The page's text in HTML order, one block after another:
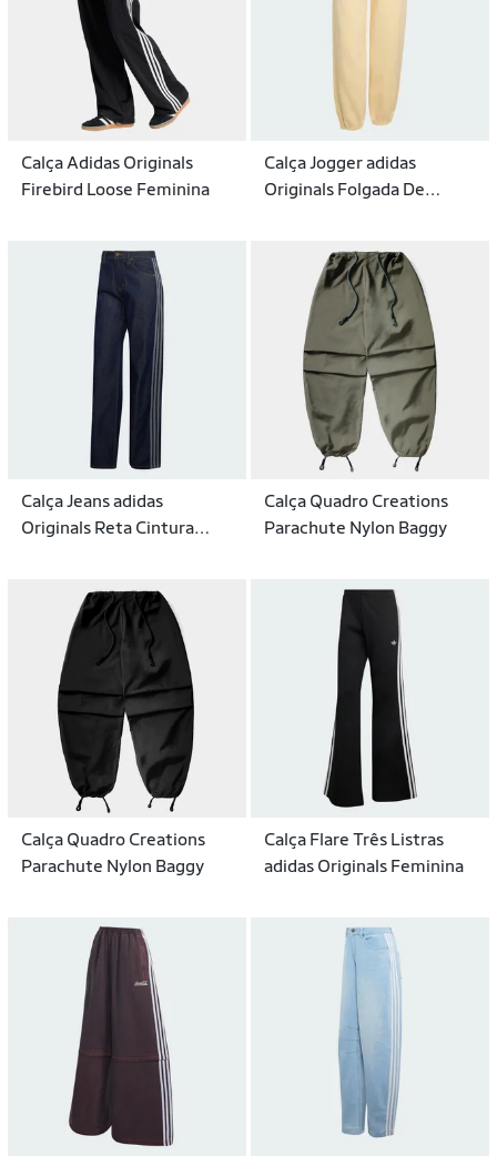
Calça Adidas Originals
Firebird Loose Feminina
Calça Jogger adidas
Originals Folgada De
Calça Jeans adidas
Originals Reta Cintura
Calça Quadro Creations
Parachute Nylon Baggy
Calça Quadro Creations
Parachute Nylon Baggy
Calça Flare Três Listras
adidas Originals Feminina